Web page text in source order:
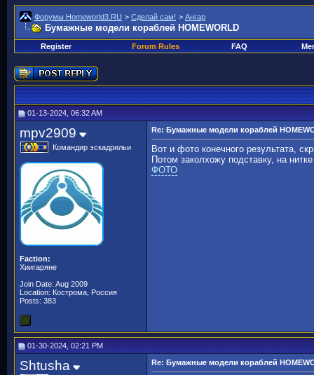
Форумы Homeworld3.RU > Сделай сам! > Ангар
Бумажные модели кораблей HOMEWORLD
Register Forum Rules FAQ
01-13-2024, 06:32 AM
mpv2909
Командир эскадрильи
Faction:
Хиигаряне
Join Date: Aug 2009
Location: Кострома, Россия
Posts: 383
Re: Бумажные модели кораблей
Вот и фото конечного результата,
Потом заколхожу подставку, на
ФОТО
01-30-2024, 02:21 PM
Shtusha Re: Бумажные модели кораблей